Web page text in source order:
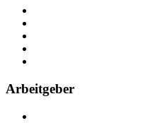
Arbeitgeber